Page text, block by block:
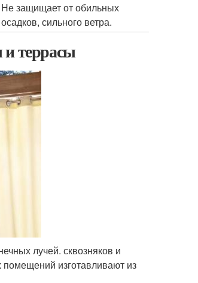
Не защищает от обильных
осадков, сильного ветра.
террасы
лучей. сквозняков и
изготавливают из